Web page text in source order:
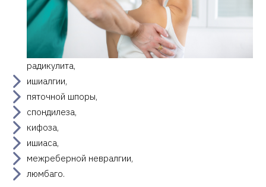
радикулита,
ишиалгии,
пяточной шпоры,
спондилеза,
кифоза,
ишиаса,
межреберной невралгии,
люмбаго.